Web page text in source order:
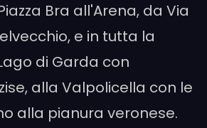
Bra all'Arena, da Via
e in tutta la
di Garda con
alla Valpolicella con le
alla pianura veronese.